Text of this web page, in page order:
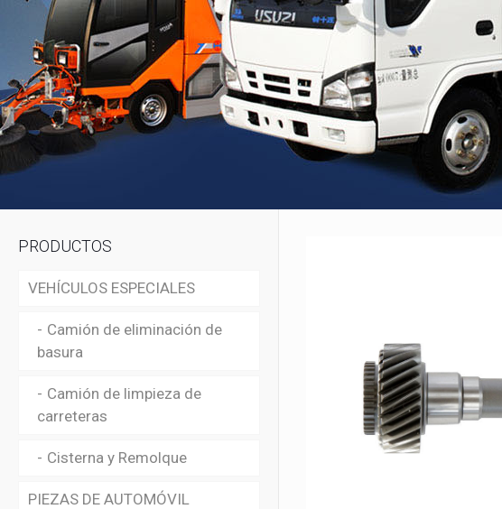
PRODUCTOS
VEHÍCULOS ESPECIALES
Camión de eliminación de
basura
Camión de limpieza de
carreteras
Cisterna y Remolque
PIEZAS DE AUTOMÓVIL